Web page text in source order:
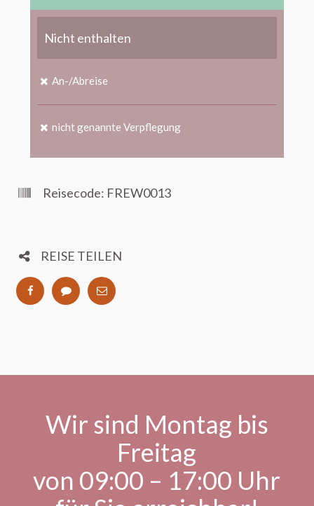
Nicht enthalten
An-/Abreise
nicht genannte Verpflegung
Reisecode: FREW0013
REISE TEILEN
Wir sind Montag bis
Freitag
von 09:00 – 17:00 Uhr